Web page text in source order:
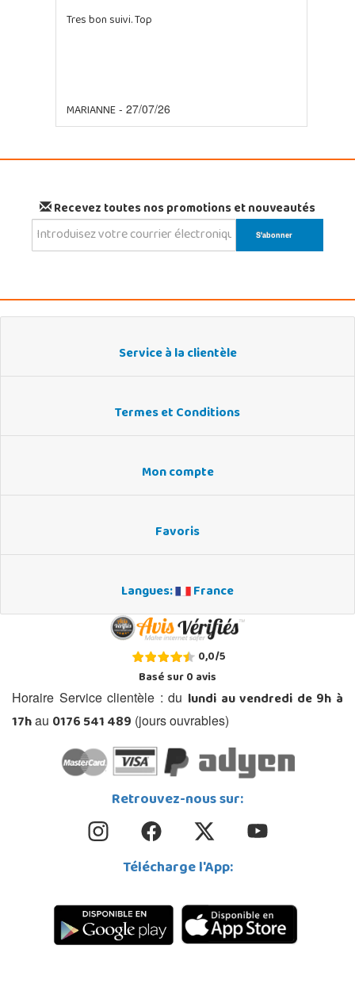
Tres bon suivi. Top
MARIANNE- 27/07/26
Recevez toutes nos promotions et nouveautés
Service à la clientèle
Termes et Conditions
Mon compte
Favoris
Langues: France
0,0/5
Basé sur0avis
Horaire Service clientèle : du lundi au vendredi de 9h à
17hau 0176 541 489 (jours ouvrables)
Retrouvez-nous sur:
Télécharge l'App: